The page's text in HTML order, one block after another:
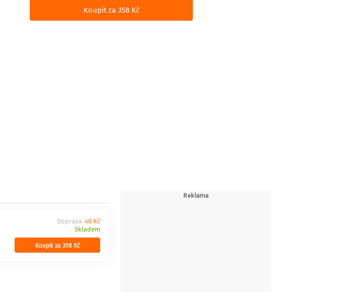
Koupit za 358 Kč
Doprava: 40 Kč
Skladem
Koupit za 358 Kč